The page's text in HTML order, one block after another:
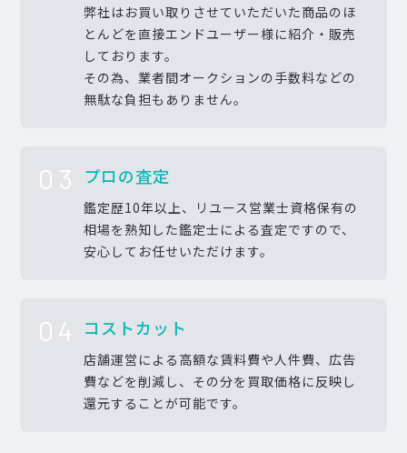
弊社はお買い取りさせていただいた商品のほ
とんどを直接エンドユーザー様に紹介・販売
しております。
その為、業者間オークションの手数料などの
無駄な負担もありません。
03 プロの査定
鑑定歴10年以上、リユース営業士資格保有の
相場を熟知した鑑定士による査定ですので、
安心してお任せいただけます。
04 コストカット
店舗運営による高額な賃料費や人件費、広告
費などを削減し、その分を買取価格に反映し
還元することが可能です。